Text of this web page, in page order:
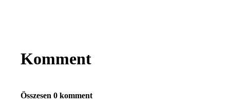
Komment
Összesen 0 komment